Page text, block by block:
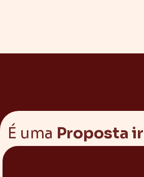
É uma Proposta